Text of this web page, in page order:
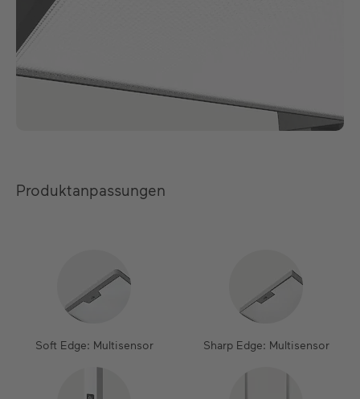
Produktanpassungen
Soft Edge: Multisensor Sharp Edge: Multisensor